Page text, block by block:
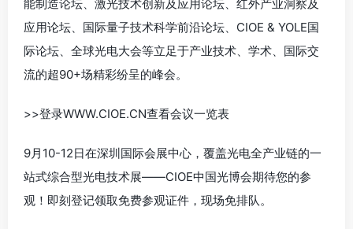
能制造论坛、激光技术创新及应用论坛、红外产业洞察及
应用论坛、国际量子技术科学前沿论坛、CIOE & YOLE国
际论坛、全球光电大会等立足于产业技术、学术、国际交
流的超90+场精彩纷呈的峰会。
>>登录WWW.CIOE.CN查看会议一览表
9月10-12日在深圳国际会展中心，覆盖光电全产业链的一
站式综合型光电技术展——CIOE中国光博会期待您的参
观！即刻登记领取免费参观证件，现场免排队。